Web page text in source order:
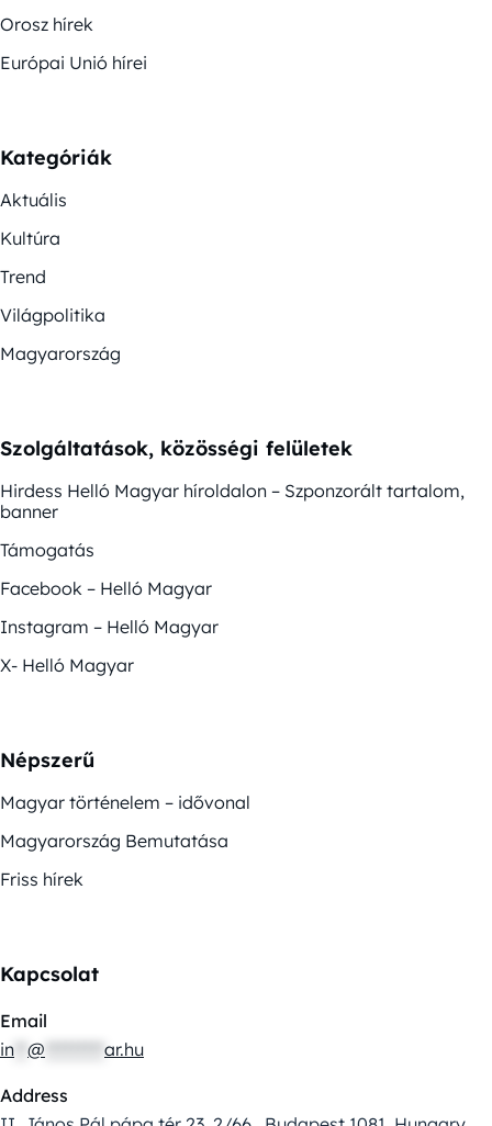
Orosz hírek
Európai Unió hírei
Kategóriák
Aktuális
Kultúra
Trend
Világpolitika
Magyarország
Szolgáltatások, közösségi felületek
Hirdess Helló Magyar híroldalon – Szponzorált tartalom,
banner
Támogatás
Facebook – Helló Magyar
Instagram – Helló Magyar
X- Helló Magyar
Népszerű
Magyar történelem – idővonal
Magyarország Bemutatása
Friss hírek
Kapcsolat
Email
in @ ar.hu
Address